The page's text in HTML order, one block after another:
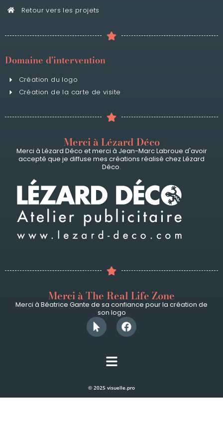
Retour vers les projets
Domaine d'intervention
Création du logo
Création de la carte de visite
Merci à Lézard Déco
Merci à Lézard Déco et merci à Jean-Marc Labroue d'avoir
accepté que je diffuse mes créations réalisé chez Lézard
Déco.
Merci à The Real Life Zone
Merci à Béatrice Gante de sa confiance pour la création de
son logo
© 2025 visuelle.pro